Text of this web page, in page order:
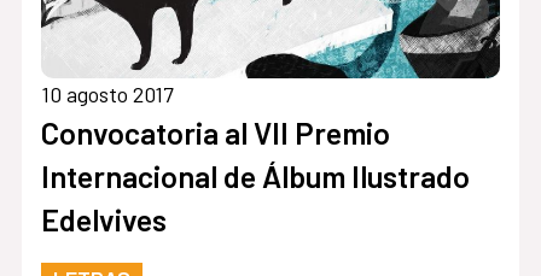
10 agosto 2017
Convocatoria al VII Premio
Internacional de Álbum Ilustrado
Edelvives